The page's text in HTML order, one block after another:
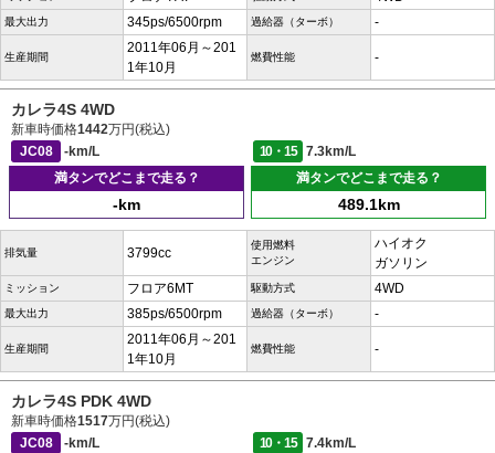
最大出力 345ps/6500rpm 過給器（ターボ） -
生産期間
2011年06月～201
1年10月
燃費性能 -
カレラ4S 4WD
新車時価格1442万円(税込)
JC08
-km/L 10・15
7.3km/L
満タンでどこまで走る？
-km
満タンでどこまで走る？
489.1km
排気量 3799cc
使用燃料
エンジン
ハイオク
ガソリン
ミッション フロア6MT 駆動方式 4WD
最大出力 385ps/6500rpm 過給器（ターボ） -
生産期間
2011年06月～201
1年10月
燃費性能 -
カレラ4S PDK 4WD
新車時価格1517万円(税込)
JC08
-km/L 10・15
7.4km/L